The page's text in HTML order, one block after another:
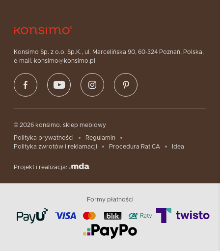
Konsimo Sp. z o.o. Sp.K., ul. Marcelińska 90, 60-324 Poznań, Polska,
e-mail: konsimo@konsimo.pl
© 2026 konsimo. sklep meblowy
Polityka prywatności
Regulamin
Polityka zwrotów i reklamacji
Procedura Rat CA Idea
Projekt i realizacja:
Formy płatności